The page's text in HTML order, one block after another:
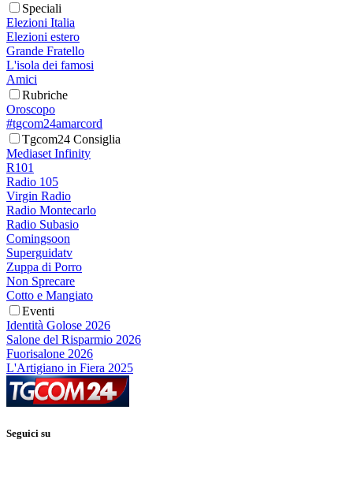
Speciali
Elezioni Italia
Elezioni estero
Grande Fratello
L'isola dei famosi
Amici
Rubriche
Oroscopo
#tgcom24amarcord
Tgcom24 Consiglia
Mediaset Infinity
R101
Radio 105
Virgin Radio
Radio Montecarlo
Radio Subasio
Comingsoon
Superguidatv
Zuppa di Porro
Non Sprecare
Cotto e Mangiato
Eventi
Identità Golose 2026
Salone del Risparmio 2026
Fuorisalone 2026
L'Artigiano in Fiera 2025
Seguici su